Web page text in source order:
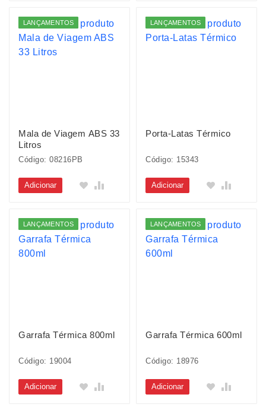
LANÇAMENTOS
Mala de Viagem ABS 33
Litros
Código: 08216PB
Adicionar
LANÇAMENTOS
Porta-Latas Térmico
Código: 15343
Adicionar
LANÇAMENTOS
Garrafa Térmica 800ml
Código: 19004
Adicionar
LANÇAMENTOS
Garrafa Térmica 600ml
Código: 18976
Adicionar